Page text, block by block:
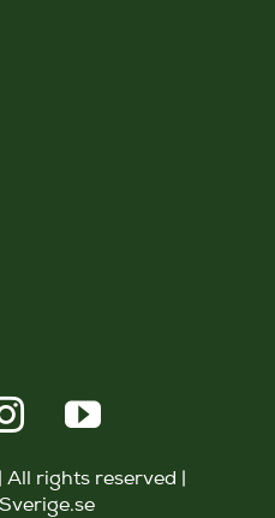
rights reserved |